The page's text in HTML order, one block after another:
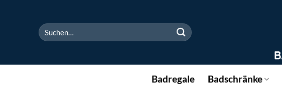
Suchen
nach:
Badregale Badschränke